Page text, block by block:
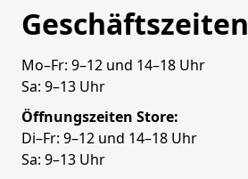
Geschäftszeiten
Mo–Fr: 9–12 und 14–18 Uhr
Sa: 9–13 Uhr
Öffnungszeiten Store:
Di–Fr: 9–12 und 14–18 Uhr
Sa: 9–13 Uhr